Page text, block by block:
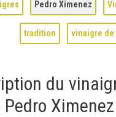
Pedro Ximenez
tradition vinaigre de
du
Pedro